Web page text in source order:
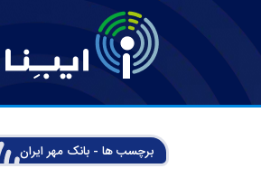
برچسب ها - بانک مهر ایران